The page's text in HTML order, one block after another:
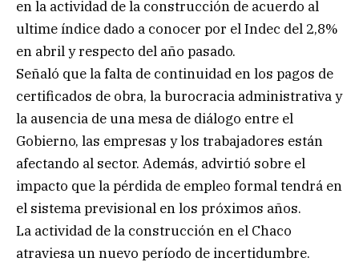
en la actividad de la construcción de acuerdo al
ultime índice dado a conocer por el Indec del 2,8%
en abril y respecto del año pasado.
Señaló que la falta de continuidad en los pagos de
certificados de obra, la burocracia administrativa y
la ausencia de una mesa de diálogo entre el
Gobierno, las empresas y los trabajadores están
afectando al sector. Además, advirtió sobre el
impacto que la pérdida de empleo formal tendrá en
el sistema previsional en los próximos años.
La actividad de la construcción en el Chaco
atraviesa un nuevo período de incertidumbre.